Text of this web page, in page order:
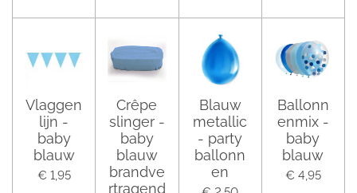
Vlaggen
lijn -
baby
blauw
€ 1,95
Crêpe
slinger -
baby
blauw
brandve
rtragend
Blauw
metallic
- party
ballonn
en
Ballonn
enmix -
baby
blauw
€ 4,95